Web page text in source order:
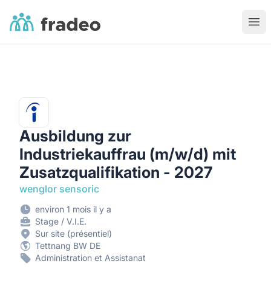
Fradeo
Ausbildung zur
Industriekauffrau (m/w/d) mit
Zusatzqualifikation - 2027
wenglor sensoric
environ 1 mois il y a
Stage / V.I.E.
Sur site (présentiel)
Tettnang BW DE
Administration et Assistanat